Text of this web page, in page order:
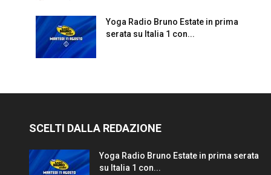
Yoga Radio Bruno Estate in prima
serata su Italia 1 con...
SCELTI DALLA REDAZIONE
Yoga Radio Bruno Estate in prima serata
su Italia 1 con...